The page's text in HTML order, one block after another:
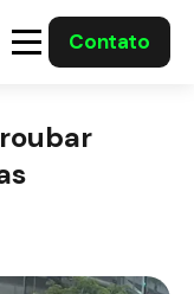
Contato
Soluções